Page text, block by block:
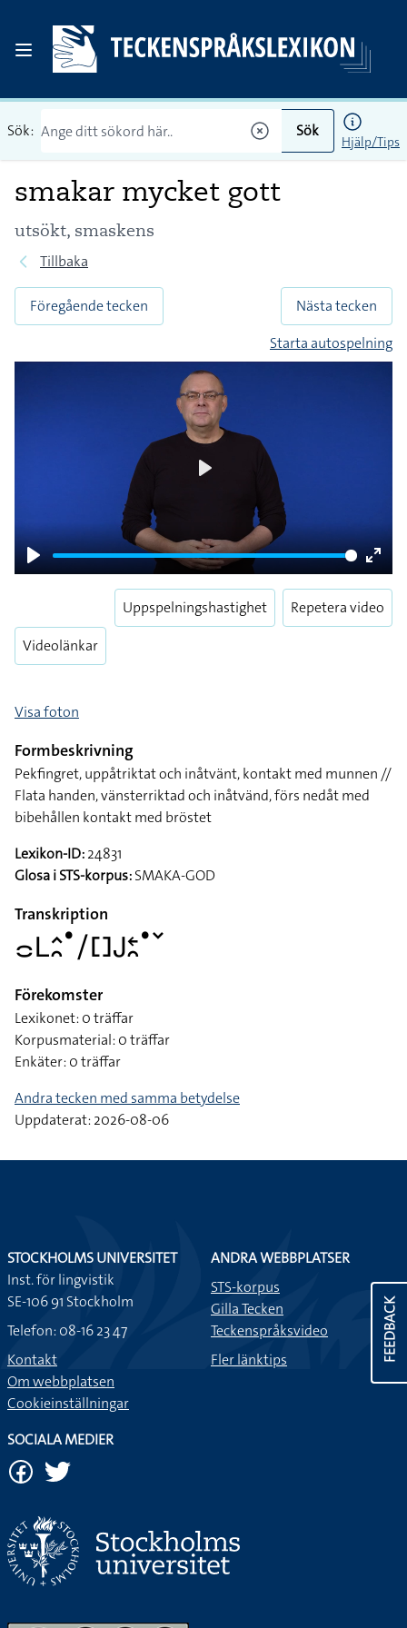
Sök: Sök
Hjälp/Tips
smakar mycket gott
utsökt, smaskens
Tillbaka
Föregående tecken
Nästa tecken
Starta autospelning
Play
Enter
Videolänkar
Uppspelningshastighet Repetera video
Visa foton
Formbeskrivning
Pekfingret, uppåtriktat och inåtvänt, kontakt med munnen //
Flata handen, vänsterriktad och inåtvänd, förs nedåt med
bibehållen kontakt med bröstet
Lexikon-ID:24831
Glosa i STS-korpus:SMAKA-GOD
Transkription
􌤌􌥈􌤵􌥘􌤟􌥠􌤓􌤢􌥓􌥘􌤟􌥧
Förekomster
Lexikonet: 0 träffar
Korpusmaterial: 0 träffar
Enkäter: 0 träffar
Andra tecken med samma betydelse
Uppdaterat: 2026-08-06
FEEDBACK
STOCKHOLMS UNIVERSITET
Inst. för lingvistik
SE-106 91 Stockholm
Telefon: 08-16 23 47
Kontakt
Om webbplatsen
Cookieinställningar
ANDRA WEBBPLATSER
STS-korpus
Gilla Tecken
Teckenspråksvideo
Fler länktips
SOCIALA MEDIER